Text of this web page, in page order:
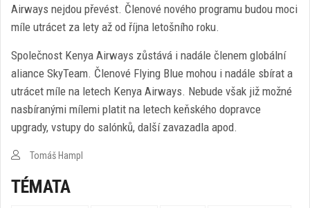
Airways nejdou převést. Členové nového programu budou moci
míle utrácet za lety až od října letošního roku.
Společnost Kenya Airways zůstává i nadále členem globální
aliance SkyTeam. Členové Flying Blue mohou i nadále sbírat a
utrácet míle na letech Kenya Airways. Nebude však již možné
nasbíranými mílemi platit na letech keňského dopravce
upgrady, vstupy do salónků, další zavazadla apod.
Tomáš Hampl
TÉMATA